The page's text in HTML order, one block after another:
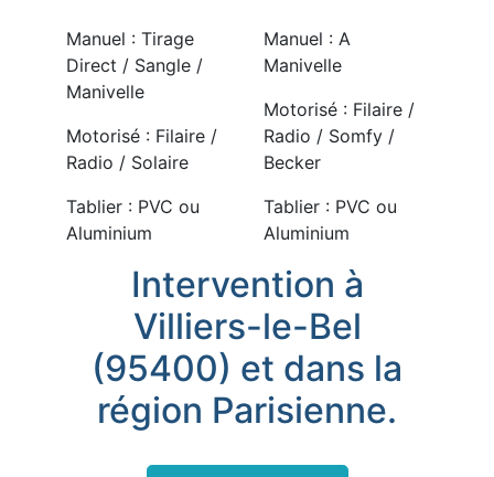
Manuel : Tirage
Direct / Sangle /
Manivelle
Motorisé : Filaire /
Radio / Solaire
Tablier : PVC ou
Aluminium
Manuel : A
Manivelle
Motorisé : Filaire /
Radio / Somfy /
Becker
Tablier : PVC ou
Aluminium
Intervention à
Villiers-le-Bel
(95400) et dans la
région Parisienne.